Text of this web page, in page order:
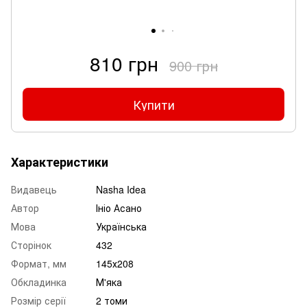
810 грн 900 грн
Купити
Характеристики
Видавець
Nasha Idea
Автор
Ініо Асано
Мова
Українська
Сторінок
432
Формат, мм
145х208
Обкладинка
М'яка
Розмір серії
2 томи